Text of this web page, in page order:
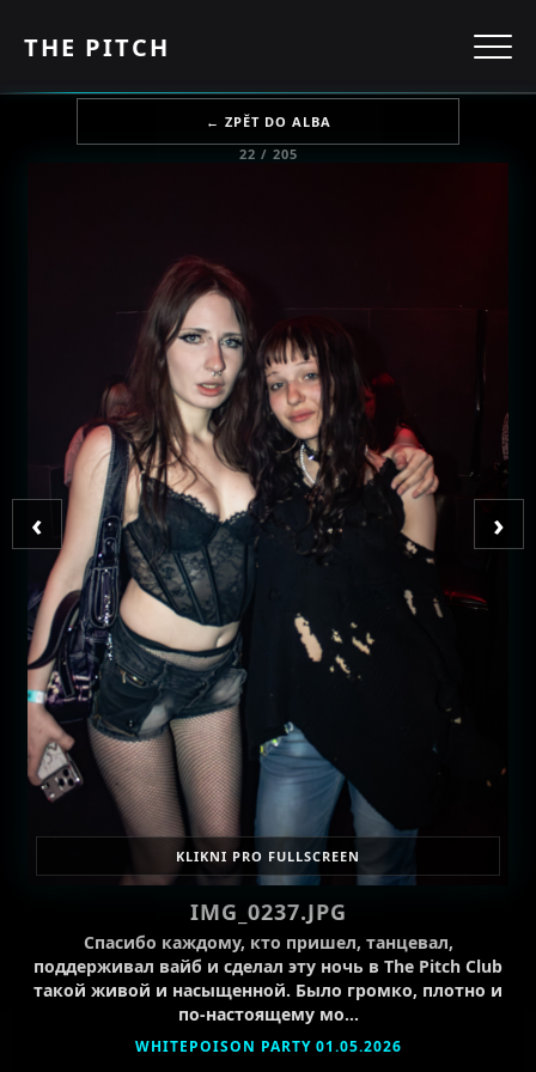
THE PITCH
← ZPĚT DO ALBA
22 / 205
‹ ›
KLIKNI PRO FULLSCREEN
IMG_0237.JPG
Спасибо каждому, кто пришел, танцевал,
поддерживал вайб и сделал эту ночь в The Pitch Club
такой живой и насыщенной. Было громко, плотно и
по-настоящему мо…
WHITEPOISON PARTY 01.05.2026